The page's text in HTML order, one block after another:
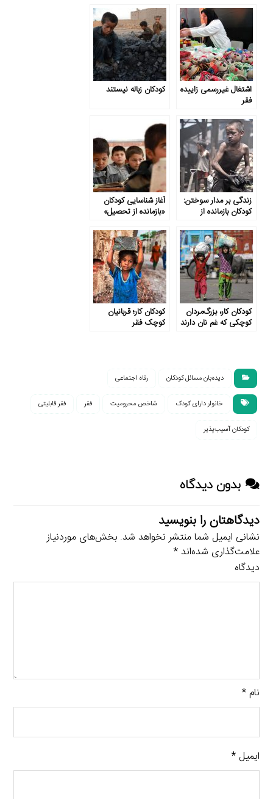
اشتغال غیررسمی زاییده
فقر
کودکان زباله نیستند
زندگی بر مدار سوختن:
کودکان بازمانده از
سیستان‌وبلوچستان
وارد چرخه قاچاق
سوخت می شوند
آغاز شناسایی کودکان
«بازمانده از تحصیل»
کودکان کار، بزرگ‌مردان
کوچکی که غم نان دارند
کودکان کار؛ قربانیان
کوچک فقر
دیده‌بان مسائل کودکان رفاه اجتماعی
خانوار دارای کودک شاخص محرومیت فقر فقر قابلیتی
کودکان آسیب‌پذیر
بدون دیدگاه
دیدگاهتان را بنویسید
نشانی ایمیل شما منتشر نخواهد شد. بخش‌های موردنیاز
علامت‌گذاری شده‌اند*
دیدگاه
نام*
ایمیل*